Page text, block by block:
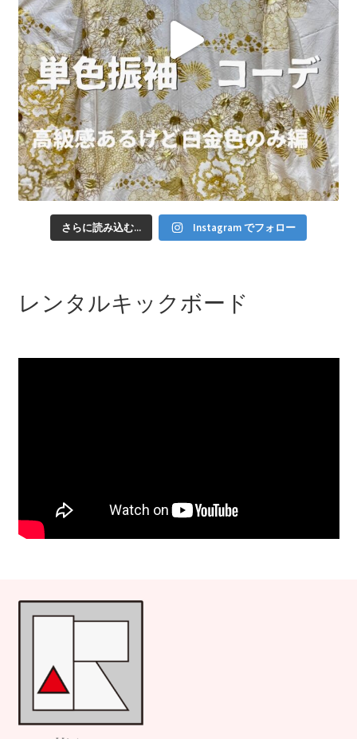
さらに読み込む... Instagram でフォロー
レンタルキックボード